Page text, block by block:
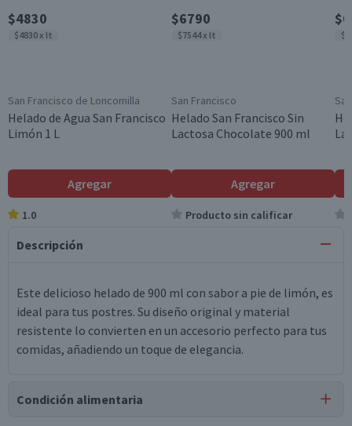
$4830
$4830 x lt
San Francisco de Loncomilla
Helado de Agua San Francisco
Limón 1 L
Agregar
1.0
$6790
$7544 x lt
San Francisco
Helado San Francisco Sin
Lactosa Chocolate 900 ml
Agregar
Producto sin calificar
Descripción
Este delicioso helado de 900 ml con sabor a pie de limón, es
ideal para tus postres. Su diseño original y material
resistente lo convierten en un accesorio perfecto para tus
comidas, añadiendo un toque de elegancia.
Condición alimentaria